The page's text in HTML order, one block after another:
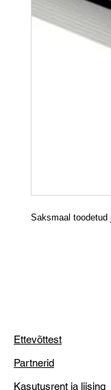
Saksmaal toodetud
Ettevõttest
Partnerid
Kasutusrent ja liising